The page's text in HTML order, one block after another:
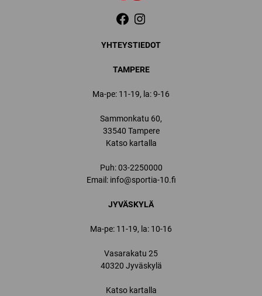
YHTEYSTIEDOT
TAMPERE
Ma-pe: 11-19, la: 9-16
Sammonkatu 60,
33540 Tampere
Katso kartalla
Puh:03-2250000
Email: info@sportia-10.fi
JYVÄSKYLÄ
Ma-pe: 11-19, la: 10-16
Vasarakatu 25
40320 Jyväskylä
Katso kartalla